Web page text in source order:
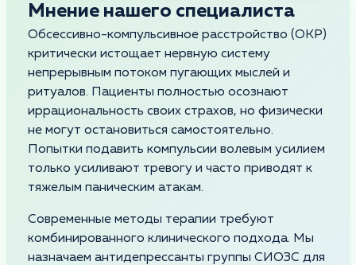
Мнение нашего специалиста
Обсессивно-компульсивное расстройство (ОКР)
критически истощает нервную систему
непрерывным потоком пугающих мыслей и
ритуалов. Пациенты полностью осознают
иррациональность своих страхов, но физически
не могут остановиться самостоятельно.
Попытки подавить компульсии волевым усилием
только усиливают тревогу и часто приводят к
тяжелым паническим атакам.
Современные методы терапии требуют
комбинированного клинического подхода. Мы
назначаем антидепрессанты группы СИОЗС для